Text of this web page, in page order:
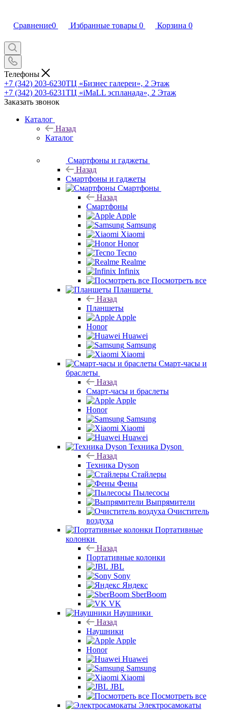
Сравнение0 Избранные товары 0 Корзина 0
Телефоны
+7 (342) 203-6230ТЦ «Бизнес галереи», 2 Этаж
+7 (342) 203-6231ТЦ «iMaLL эспланада», 2 Этаж
Заказать звонок
Каталог
Назад
Каталог
Смартфоны и гаджеты
Назад
Смартфоны и гаджеты
Смартфоны
Назад
Смартфоны
Apple
Samsung
Xiaomi
Honor
Tecno
Realme
Infinix
Посмотреть все
Планшеты
Назад
Планшеты
Apple
Honor
Huawei
Samsung
Xiaomi
Смарт-часы и
браслеты
Назад
Смарт-часы и браслеты
Apple
Honor
Samsung
Xiaomi
Huawei
Техника Dyson
Назад
Техника Dyson
Стайлеры
Фены
Пылесосы
Выпрямители
Очиститель
воздуха
Портативные
колонки
Назад
Портативные колонки
JBL
Sony
Яндекс
SberBoom
VK
Наушники
Назад
Наушники
Apple
Honor
Huawei
Samsung
Xiaomi
JBL
Посмотреть все
Электросамокаты